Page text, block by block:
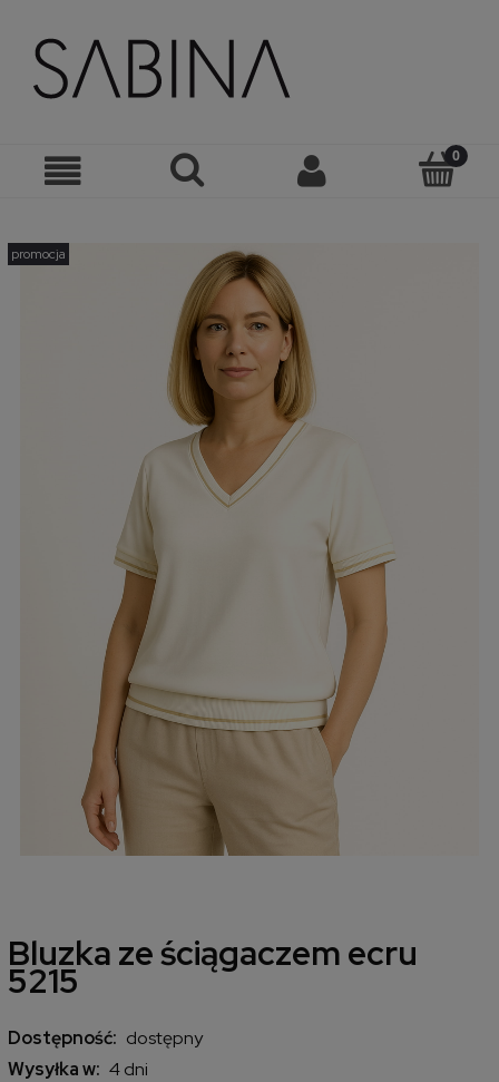
promocja
Bluzka ze ściągaczem ecru
5215
Dostępność: dostępny
Wysyłka w: 4 dni